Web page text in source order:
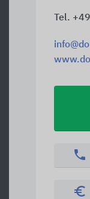
Tel.
phone
euro_symbol